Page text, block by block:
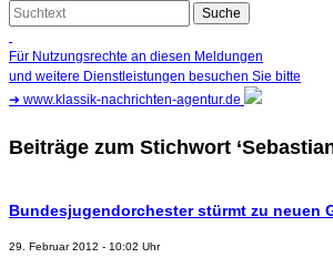
Für Nutzungsrechte an diesen Meldungen
und weitere Dienstleistungen besuchen Sie bitte
➜ www.klassik-nachrichten-agentur.de
Beiträge zum Stichwort
Bundesjugendorchester stürmt zu neuen
29. Februar 2012 - 10:02 Uhr